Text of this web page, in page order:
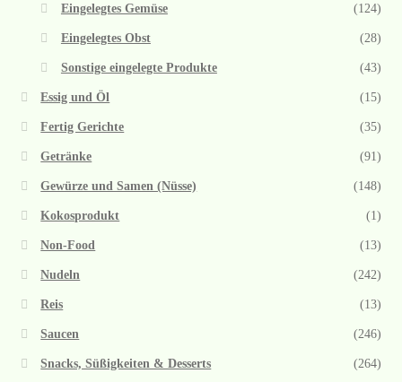
Eingelegtes Gemüse (124)
Eingelegtes Obst (28)
Sonstige eingelegte Produkte (43)
Essig und Öl (15)
Fertig Gerichte (35)
Getränke (91)
Gewürze und Samen (Nüsse) (148)
Kokosprodukt (1)
Non-Food (13)
Nudeln (242)
Reis (13)
Saucen (246)
Snacks, Süßigkeiten & Desserts (264)